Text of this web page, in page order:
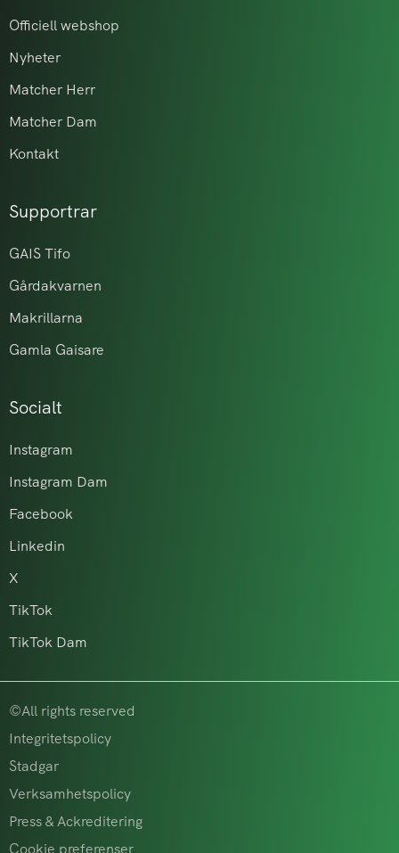
Officiell webshop
Nyheter
Matcher Herr
Matcher Dam
Kontakt
Supportrar
GAIS Tifo
Gårdakvarnen
Makrillarna
Gamla Gaisare
Socialt
Instagram
Instagram Dam
Facebook
Linkedin
X
TikTok
TikTok Dam
©All rights reserved
Integritetspolicy
Stadgar
Verksamhetspolicy
Press & Ackreditering
Cookie preferenser